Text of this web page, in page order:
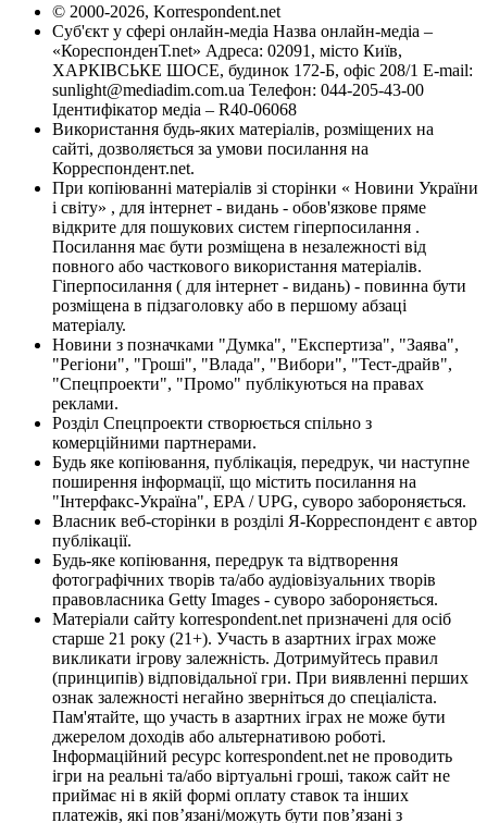
© 2000-2026, Korrespondent.net
Суб'єкт у сфері онлайн-медіа Назва онлайн-медіа –
«КореспонденТ.net» Адреса: 02091, місто Київ,
ХАРКІВСЬКЕ ШОСЕ, будинок 172-Б, офіс 208/1 E-mail:
sunlight@mediadim.com.ua Телефон: 044-205-43-00
Ідентифікатор медіа – R40-06068
Використання будь-яких матеріалів, розміщених на
сайті, дозволяється за умови посилання на
Корреспондент.net.
При копіюванні матеріалів зі сторінки « Новини України
і світу» , для інтернет - видань - обов'язкове пряме
відкрите для пошукових систем гіперпосилання .
Посилання має бути розміщена в незалежності від
повного або часткового використання матеріалів.
Гіперпосилання ( для інтернет - видань) - повинна бути
розміщена в підзаголовку або в першому абзаці
матеріалу.
Новини з позначками "Думка", "Експертиза", "Заява",
"Регіони", "Гроші", "Влада", "Вибори", "Тест-драйв",
"Спецпроекти", "Промо" публікуються на правах
реклами.
Розділ Спецпроекти створюється спільно з
комерційними партнерами.
Будь яке копіювання, публікація, передрук, чи наступне
поширення інформації, що містить посилання на
"Інтерфакс-Україна", EPA / UPG, суворо забороняється.
Власник веб-сторінки в розділі Я-Корреспондент є автор
публікації.
Будь-яке копіювання, передрук та відтворення
фотографічних творів та/або аудіовізуальних творів
правовласника Getty Images - суворо забороняється.
Матеріали сайту korrespondent.net призначені для осіб
старше 21 року (21+). Участь в азартних іграх може
викликати ігрову залежність. Дотримуйтесь правил
(принципів) відповідальної гри. При виявленні перших
ознак залежності негайно зверніться до спеціаліста.
Пам'ятайте, що участь в азартних іграх не може бути
джерелом доходів або альтернативою роботі.
Інформаційний ресурс korrespondent.net не проводить
ігри на реальні та/або віртуальні гроші, також сайт не
приймає ні в якій формі оплату ставок та інших
платежів, які пов’язані/можуть бути пов’язані з